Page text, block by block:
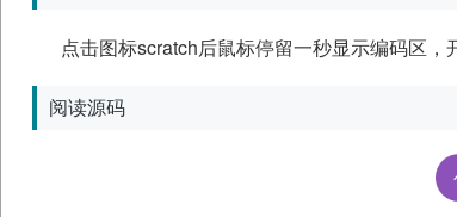
点击图标scratch后鼠标停留一秒显示编码区
阅读源码